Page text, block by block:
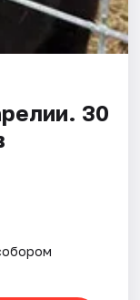
30